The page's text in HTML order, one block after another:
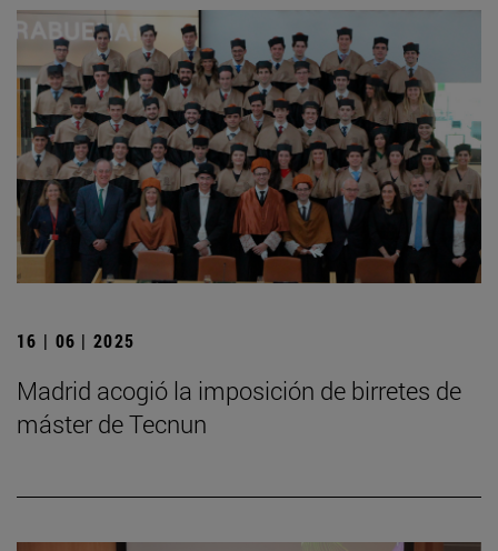
16 | 06 | 2025
Madrid acogió la imposición de birretes de
máster de Tecnun